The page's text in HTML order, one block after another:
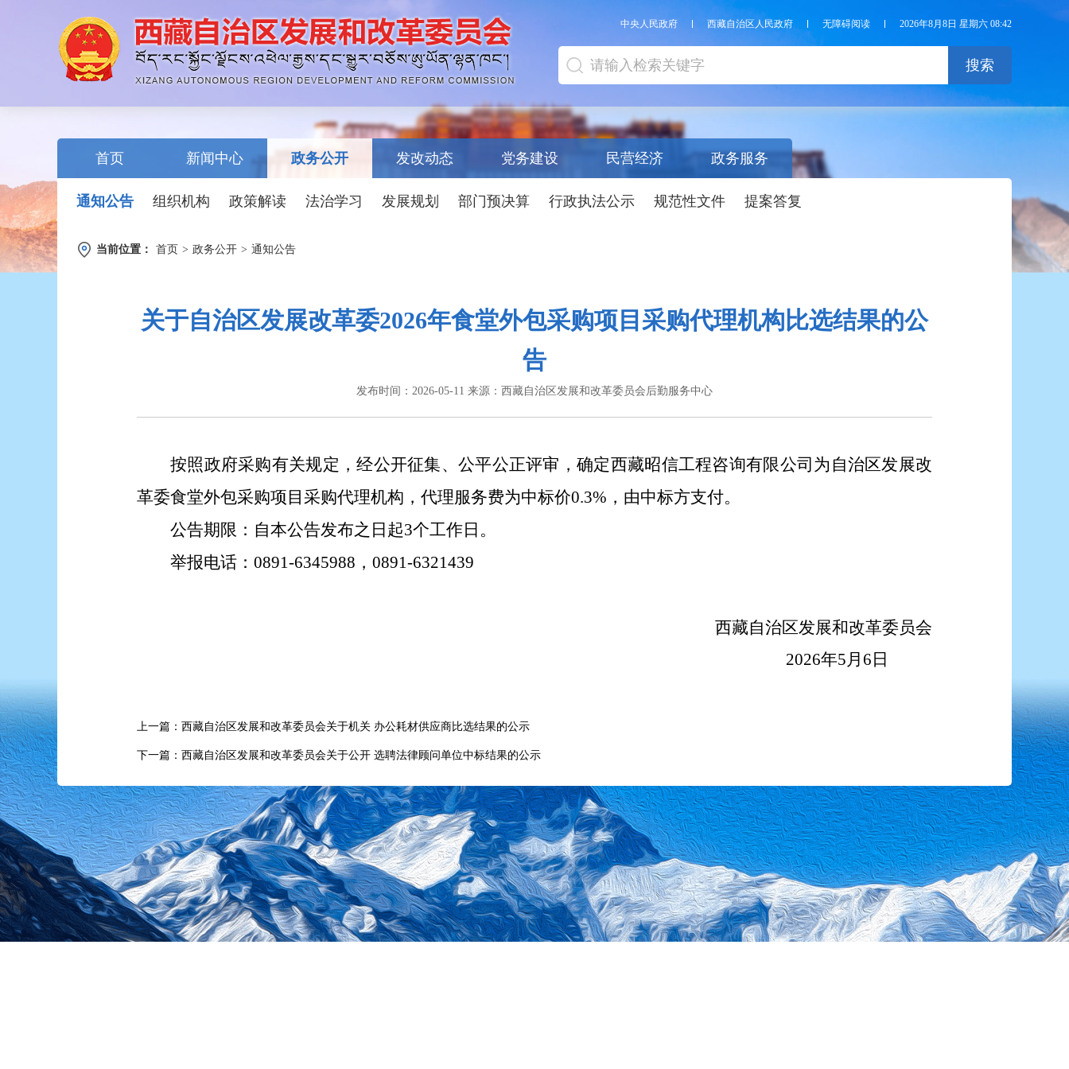
中央人民政府 西藏自治区人民政府 无障碍阅读 2026年8月8日 星期六 08:42
搜索
首页 新闻中心 政务公开
通知公告 组织机构 政策解读 法治学习 发展规划 部门预决算 行政执法公示 规范性文件 提案答复
发改动态 党务建设 民营经济 政务服务
当前位置： 首页 > 政务公开 > 通知公告
关于自治区发展改革委2026年食堂外包采购项目采购代理机构比选结果的公
告
发布时间： 2026-05-11 来源： 西藏自治区发展和改革委员会后勤服务中心
按照政府采购有关规定，经公开征集、公平公正评审，确定西藏昭信工程咨询有限公司 为自治区发展改
革委食堂外包采购项目采购代理机构 ， 代理服务费为中标价0.3%，由中标方支付。
公告期限：自本公告发布之日起3个工作日。
举报电话： 0891-6345988 ， 0891-6321439
西藏自治区发展和改革委员会
2026年5月6日
上一篇：西藏自治区发展和改革委员会关于机关 办公耗材供应商比选结果的公示
下一篇：西藏自治区发展和改革委员会关于公开 选聘法律顾问单位中标结果的公示